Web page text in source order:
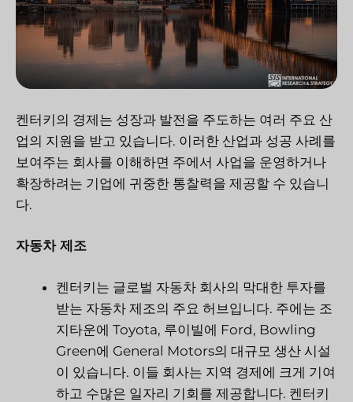
켄터키의 경제는 성장과 발전을 주도하는 여러 주요 산
업의 지원을 받고 있습니다. 이러한 산업과 성공 사례를
보여주는 회사를 이해하면 주에서 사업을 운영하거나
확장하려는 기업에 귀중한 통찰력을 제공할 수 있습니
다.
자동차 제조
켄터키는 글로벌 자동차 회사의 막대한 투자를
받는 자동차 제조의 주요 허브입니다. 주에는 조
지타운에 Toyota, 루이빌에 Ford, Bowling
Green에 General Motors의 대규모 생산 시설
이 있습니다. 이들 회사는 지역 경제에 크게 기여
하고 수많은 일자리 기회를 제공합니다. 켄터키